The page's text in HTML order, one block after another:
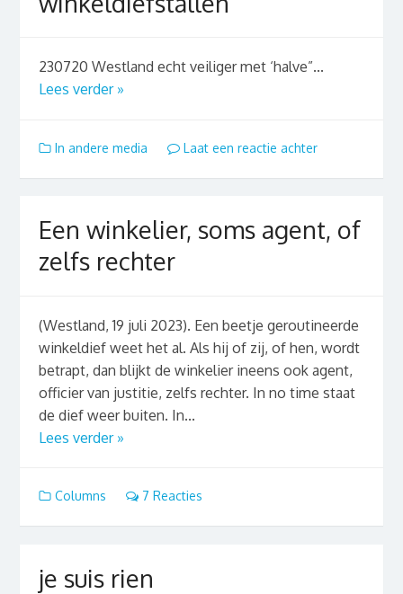
230720 Westland echt veiliger met ‘halve”...
Lees verder »
In andere media Laat een reactie achter
Een winkelier, soms agent, of
zelfs rechter
(Westland, 19 juli 2023). Een beetje geroutineerde
winkeldief weet het al. Als hij of zij, of hen, wordt
betrapt, dan blijkt de winkelier ineens ook agent,
officier van justitie, zelfs rechter. In no time staat
de dief weer buiten. In...
Lees verder »
Columns 7 Reacties
je suis rien